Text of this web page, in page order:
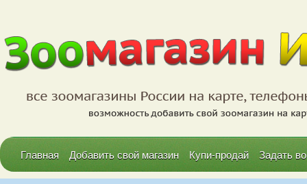
Главная Добавить свой магазин Купи-продай Задать